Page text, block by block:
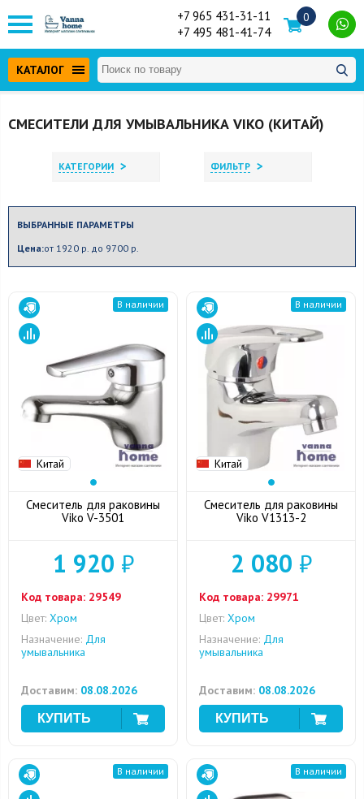
+7 965 431-31-11
+7 495 481-41-74
0
КАТАЛОГ
СМЕСИТЕЛИ ДЛЯ УМЫВАЛЬНИКА VIKO (КИТАЙ)
КАТЕГОРИИ > ФИЛЬТР >
ВЫБРАННЫЕ ПАРАМЕТРЫ
Цена:от 1920 р. до 9700 р.
Китай
В наличии
Смеситель для раковины
Viko V-3501
1 920 ₽
Код товара: 29549
Цвет: Хром
Назначение: Для
умывальника
Доставим: 08.08.2026
Китай
В наличии
Смеситель для раковины
Viko V1313-2
2 080 ₽
Код товара: 29971
Цвет: Хром
Назначение: Для
умывальника
Доставим: 08.08.2026
В наличии В наличии